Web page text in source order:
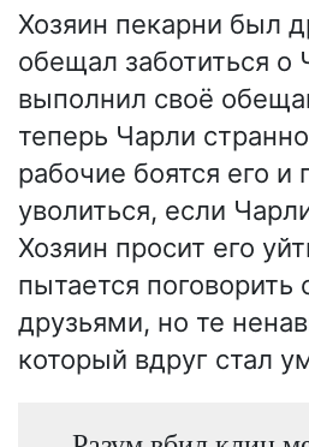
Хозяин пекарни был
обещал заботиться о
выполнил своё
теперь Чарли
рабочие боятся его и
уволиться, если
Хозяин просит его
пытается
друзьями, но те
который вдруг стал